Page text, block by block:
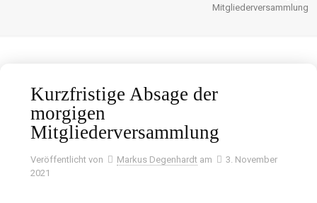
Mitgliederversammlung
Kurzfristige Absage der
morgigen
Mitgliederversammlung
Veröffentlicht von Markus Degenhardt am
3. November
2021